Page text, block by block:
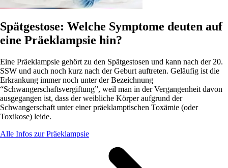
Spätgestose: Welche Symptome deuten auf
eine Präeklampsie hin?
Eine Präeklampsie gehört zu den Spätgestosen und kann nach der 20.
SSW und auch noch kurz nach der Geburt auftreten. Geläufig ist die
Erkrankung immer noch unter der Bezeichnung
“Schwangerschaftsvergiftung”, weil man in der Vergangenheit davon
ausgegangen ist, dass der weibliche Körper aufgrund der
Schwangerschaft unter einer präeklamptischen Toxämie (oder
Toxikose) leide.
Alle Infos zur Präeklampsie